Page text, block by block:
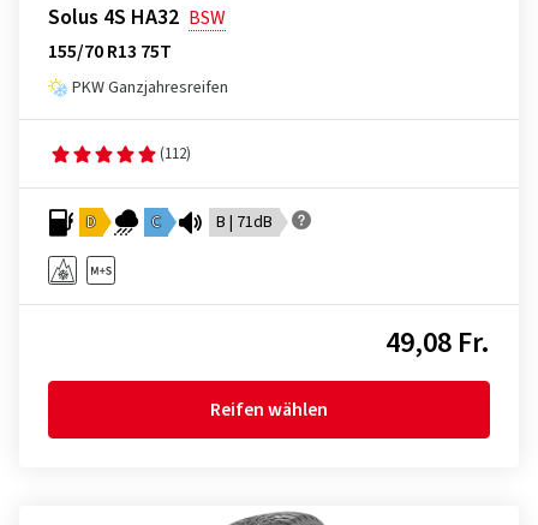
Solus 4S HA32 BSW
155/70 R13 75T
PKW Ganzjahresreifen
(112)
D C B | 71dB
49,08 Fr.
Reifen wählen